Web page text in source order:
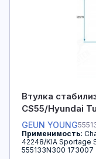
Втулка
CS55/Hyundai
Sportage SL
GEUN YOUNG
Применимость:
42248/KIA Sportage
555133N300 173007